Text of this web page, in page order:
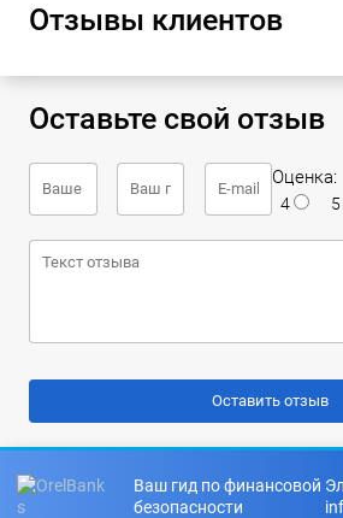
Отзывы клиентов
Оставьте свой отзыв
Оценка:
4
Ваш гид по финансовой
безопасности